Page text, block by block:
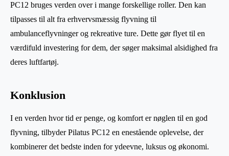
PC12 bruges verden over i mange forskellige roller. Den kan
tilpasses til alt fra erhvervsmæssig flyvning til
ambulanceflyvninger og rekreative ture. Dette gør flyet til en
værdifuld investering for dem, der søger maksimal alsidighed fra
deres luftfartøj.
Konklusion
I en verden hvor tid er penge, og komfort er nøglen til en god
flyvning, tilbyder Pilatus PC12 en enestående oplevelse, der
kombinerer det bedste inden for ydeevne, luksus og økonomi.